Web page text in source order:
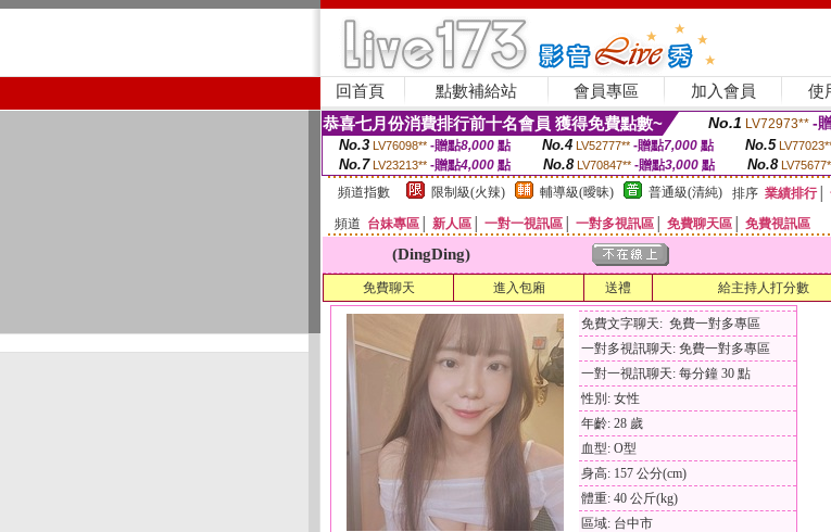
回首頁 點數補給站 會員專區 加入會員 使
恭喜七月份消費排行前十名會員 獲得免費點數~ No.1 LV72973** -
No.3 LV76098** -贈點8,000點 No.4 LV52777** -贈點7,000點 No.5
No.7 LV23213** -贈點4,000 點 No.8 LV70847** -贈點3,000 點 No.8
頻道指數
限制級(火辣) 輔導級(曖昧) 普通級(清純) 排序 業績排行│
頻道 台妹專區 新人區 一對一視訊區 一對多視訊區 免費聊天區 免費視訊區
(DingDing)
免費聊天 進入包廂 送禮 給主持人打分數
免費文字聊天: 免費一對多專區
一對多視訊聊天: 免費一對多專區
一對一視訊聊天: 每分鐘 30 點
性別: 女性
年齡: 28 歲
血型: O型
身高: 157 公分(cm)
體重: 40 公斤(kg)
區域: 台中市